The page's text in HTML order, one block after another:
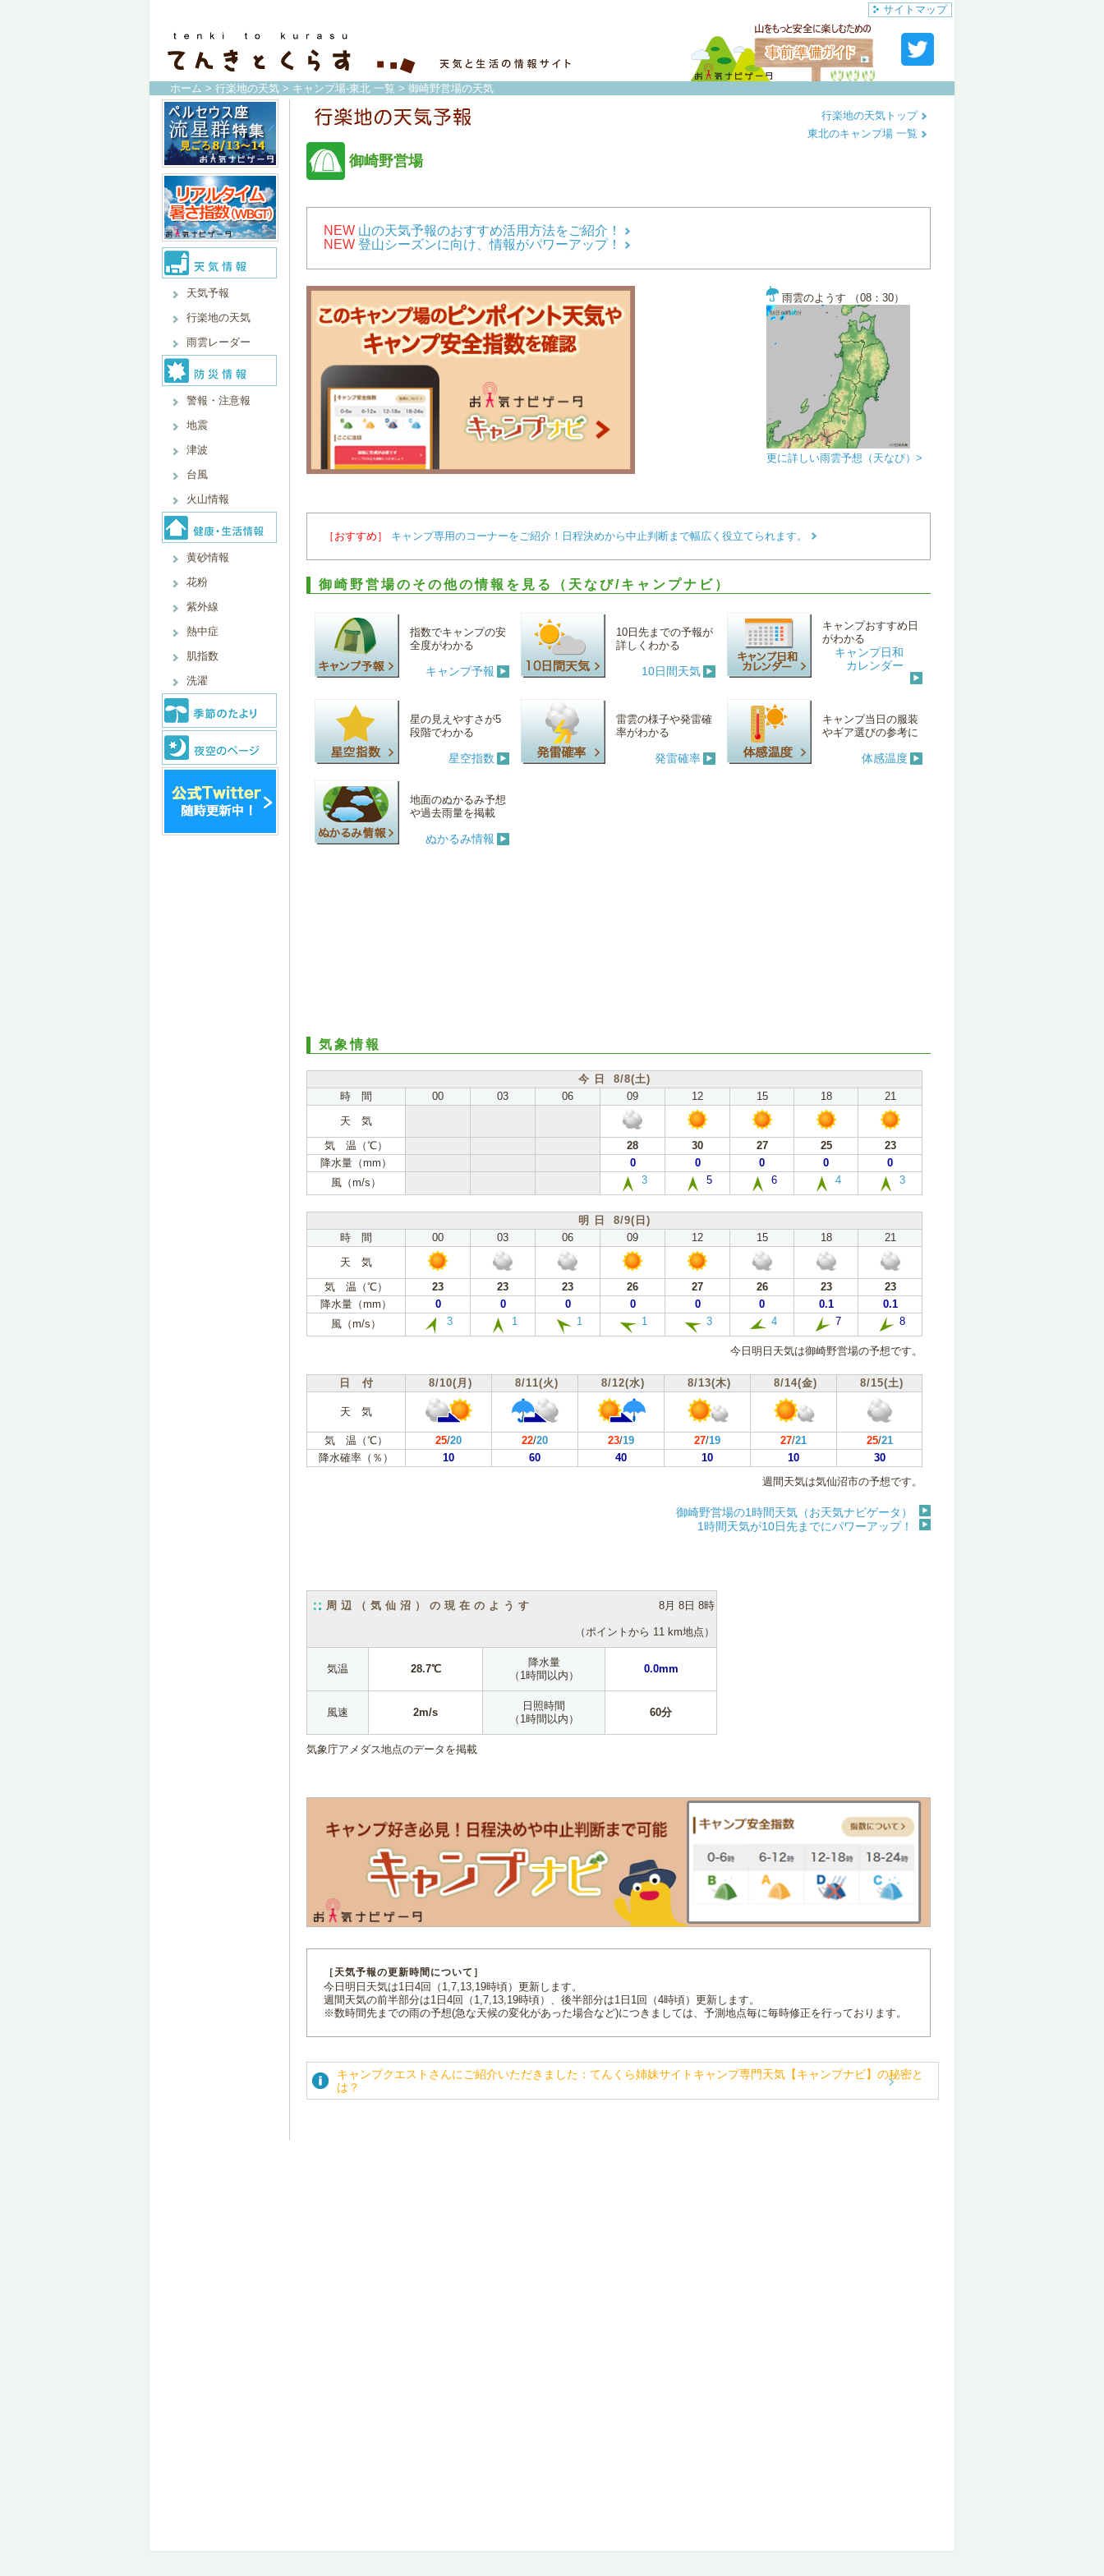
サイトマップ
ホーム > 行楽地の天気 > キャンプ場-東北 一覧 > 御崎野営場の天気
天気予報
行楽地の天気
雨雲レーダー
警報・注意報
地震
津波
台風
火山情報
黄砂情報
花粉
紫外線
熱中症
肌指数
洗濯
御崎野営場
行楽地の天気トップ
東北のキャンプ場 一覧
NEW 山の天気予報のおすすめ活用方法をご紹介！
NEW 登山シーズンに向け、情報がパワーアップ！
雨雲のようす （08：30）
更に詳しい雨雲予想（天なび）>
［おすすめ］ キャンプ専用のコーナーをご紹介！日程決めから中止判断まで幅広く役立てられます。
御崎野営場のその他の情報を見る（天なび/キャンプナビ）
指数でキャンプの安
全度がわかる
キャンプ予報
10日先までの予報が
詳しくわかる
10日間天気
キャンプおすすめ日
がわかる
キャンプ日和
カレンダー
星の見えやすさが5
段階でわかる
星空指数
雷雲の様子や発雷確
率がわかる
発雷確率
キャンプ当日の服装
やギア選びの参考に
体感温度
地面のぬかるみ予想
や過去雨量を掲載
ぬかるみ情報
気象情報
今 日 8/8(土)
時 間
00 03 06 09 12 15 18
21
天 気
気 温（℃）
28 30 27 25
23
降水量（mm）
0 0 0 0
0
風（m/s）
3 5 6 4 3
明 日 8/9(日)
時 間
00 03 06 09 12 15 18
21
天 気
気 温（℃）
23 23 23 26 27 26 23
23
降水量（mm）
0 0 0 0 0 0 0.1
0.1
風（m/s）
3 1 1 1 3 4 7 8
今日明日天気は御崎野営場の予想です。
日 付 8/10(月) 8/11(火) 8/12(水) 8/13(木) 8/14(金) 8/15(土)
天 気
気 温（℃） 25/20 22/20 23/19 27/19 27/21 25/21
降水確率（％）
10 60 40 10 10
30
週間天気は気仙沼市の予想です。
御崎野営場の1時間天気（お天気ナビゲータ）
1時間天気が10日先までにパワーアップ！
周辺（気仙沼）の現在のようす 8月 8日 8時
（ポイントから 11 km地点）
気温 28.7℃
降水量
（1時間以内）
0.0mm
風速 2m/s
日照時間
（1時間以内）
60分
気象庁アメダス地点のデータを掲載
［天気予報の更新時間について］
今日明日天気は1日4回（1,7,13,19時頃）更新します。
週間天気の前半部分は1日4回（1,7,13,19時頃）、後半部分は1日1回（4時頃）更新します。
※数時間先までの雨の予想(急な天候の変化があった場合など)につきましては、予測地点毎に毎時修正を行っております。
キャンプクエストさんにご紹介いただきました：てんくら姉妹サイトキャンプ専門天気【キャンプナビ】の秘密と
は？